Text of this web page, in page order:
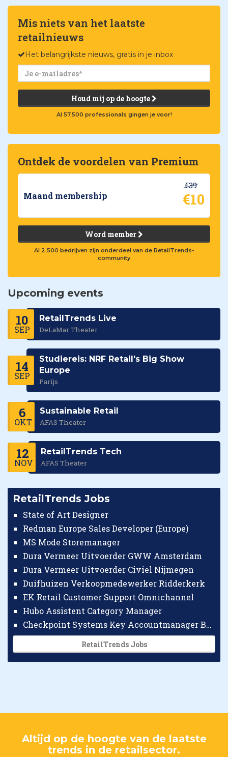
Mis niets van het laatste
retailnieuws
Het belangrijkste nieuws, gratis in je inbox
Houd mij op de hoogte
Al 57.500 professionals gingen je voor!
Ontdek de voordelen van Premium
Maand membership
€39
€10
Word member
Al 2.500 bedrijven zijn onderdeel van de RetailTrends-
community
Upcoming events
10
SEP
RetailTrends Live
DeLaMar Theater
14
SEP
Studiereis: NRF Retail's Big Show
Europe
Parijs
6
OKT
Sustainable Retail
AFAS Theater
12
NOV
RetailTrends Tech
AFAS Theater
RetailTrends Jobs
State of Art Designer
Redman Europe Sales Developer (Europe)
MS Mode Storemanager
Dura Vermeer Uitvoerder GWW Amsterdam
Dura Vermeer Uitvoerder Civiel Nijmegen
Duifhuizen Verkoopmedewerker Ridderkerk
EK Retail Customer Support Omnichannel
Hubo Assistent Category Manager
Checkpoint Systems Key Accountmanager Benelux
RetailTrends Jobs
Altijd op de hoogte van de laatste
trends in de retailsector.